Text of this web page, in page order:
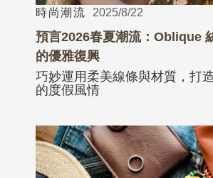
時尚潮流 2025/8/22
預言2026春夏潮流：Oblique
的優雅復興
巧妙運用柔美線條與材質，打
的度假風情